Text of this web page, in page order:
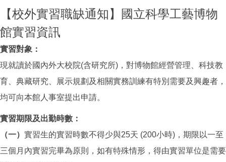
【校外實習職缺通知】國立科學工藝博物
館實習資訊
實習對象：
現就讀於國內外大校院(含研究所)，對博物館經營管理、科技教
育、典藏研究、展示規劃及相關實務訓練有特別需要及興趣者，
均可向本館人事室提出申請。
實習期限及出勤時數：
（一） 實習生的實習時數不得少與25天 (200小時)，期限以一至
三個月內實習完畢為原則，如有特殊情形，得由實習單位是需要